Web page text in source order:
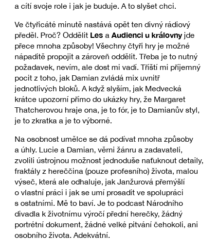
a cítí svoje role i jak je buduje. A to slyšet chci.
Ve čtyřicáté minutě nastává opět ten divný rádiový
předěl. Proč? Oddělit Les a Audienci u královnyjde
přece mnoha způsoby! Všechny čtyři hry je možné
nápaditě propojit a zároveň oddělit. Třeba je to nutný
požadavek, nevím, ale dost mi vadí. Tříští mi příjemný
pocit z toho, jak Damian zvládá mix uvnitř
jednotlivých bloků. A když slyším, jak Medvecká
krátce upozorní přímo do ukázky hry, že Margaret
Thatcherovou hraje ona, je to fór, je to Damianův styl,
je to zkratka a je to výborné.
Na osobnost umělce se dá podívat mnoha způsoby
a úhly. Lucie a Damian, věrni žánru a zadavateli,
zvolili ústrojnou možnost jednoduše naťuknout detaily,
fraktály z hereččina (pouze profesního) života, malou
výseč, která ale odhaluje, jak Janžurová přemýšlí
o vlastní práci i jak se umí prosadit ve spolupráci
s ostatními. Mě to baví. Je to podcast Národního
divadla k životnímu výročí přední herečky, žádný
portrétní dokument, žádné velké pitvání čehokoli, ani
osobního života. Adekvátní.